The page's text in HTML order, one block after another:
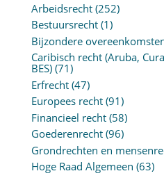
Arbeidsrecht(252)
Bestuursrecht(1)
Bijzondere
Caribisch recht (Aruba,
BES)(71)
Erfrecht(47)
Europees recht(91)
Financieel recht(58)
Goederenrecht(96)
Grondrechten en
Hoge Raad Algemeen (63)